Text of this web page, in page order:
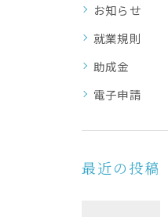
お知らせ
就業規則
助成金
電子申請
最近の投稿